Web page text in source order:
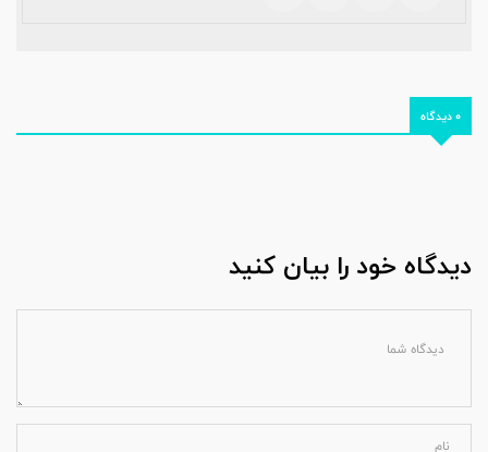
0 دیدگاه
دیدگاه خود را بیان کنید